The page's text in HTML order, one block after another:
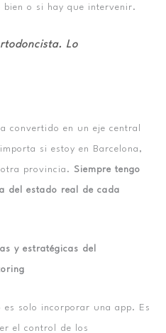
o si hay que intervenir.
Lo
convertido en un eje central
si estoy en Barcelona,
provincia. Siempre tengo
del estado real de cada
y estratégicas del
solo incorporar una app. Es
el control de los